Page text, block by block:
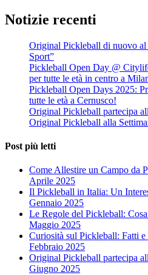
Notizie recenti
Original Pickleball di nuovo
Sport”
Pickleball Open Day @
per tutte le età in centro a
Pickleball Open Days 2025:
tutte le età a Cernusco!
Original Pickleball partecipa
Original Pickleball alla
Post più letti
Come Allestire un Campo da
Aprile 2025
Il Pickleball in Italia: Un
Gennaio 2025
Le Regole del Pickleball:
Maggio 2025
Curiosità sul Pickleball: Fatti
Febbraio 2025
Original Pickleball partecipa
Giugno 2025